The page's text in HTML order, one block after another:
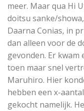
meer. Maar qua Hi
doitsu sanke/
Daarna Conias, in
dan alleen voor de
gevonden. Er kwam
toen maar snel
Maruhiro. Hier
hebben een x-
gekocht namelijk.